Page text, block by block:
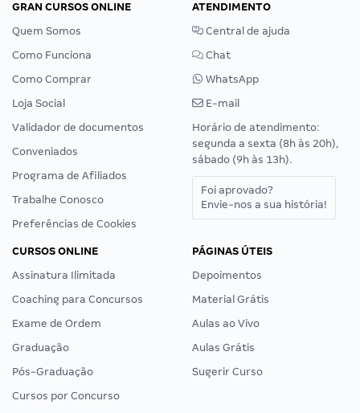
GRAN CURSOS ONLINE
Quem Somos
Como Funciona
Como Comprar
Loja Social
Validador de documentos
Conveniados
Programa de Afiliados
Trabalhe Conosco
Preferências de Cookies
ATENDIMENTO
Central de ajuda
Chat
WhatsApp
E-mail
Horário de atendimento:
segunda a sexta (8h às 20h),
sábado (9h às 13h).
Foi aprovado?
Envie-nos a sua história!
CURSOS ONLINE
Assinatura Ilimitada
Coaching para Concursos
Exame de Ordem
Graduação
Pós-Graduação
Cursos por Concurso
PÁGINAS ÚTEIS
Depoimentos
Material Grátis
Aulas ao Vivo
Aulas Grátis
Sugerir Curso